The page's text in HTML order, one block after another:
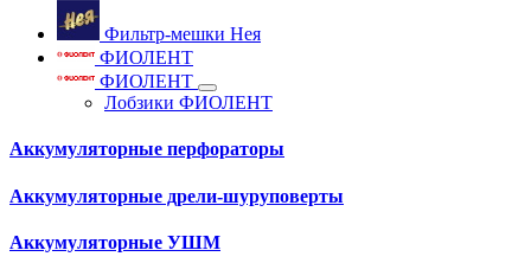
Фильтр-мешки Нея
ФИОЛЕНТ
ФИОЛЕНТ
Лобзики ФИОЛЕНТ
Аккумуляторные перфораторы
Аккумуляторные дрели-шуруповерты
Аккумуляторные УШМ